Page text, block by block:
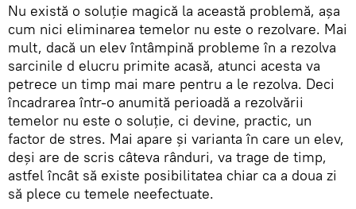
Nu există o soluţie magică la această problemă, aşa
cum nici eliminarea temelor nu este o rezolvare. Mai
mult, dacă un elev întâmpină probleme în a rezolva
sarcinile d elucru primite acasă, atunci acesta va
petrece un timp mai mare pentru a le rezolva. Deci
încadrarea într-o anumită perioadă a rezolvării
temelor nu este o soluţie, ci devine, practic, un
factor de stres. Mai apare şi varianta în care un elev,
deşi are de scris câteva rânduri, va trage de timp,
astfel încât să existe posibilitatea chiar ca a doua zi
să plece cu temele neefectuate.